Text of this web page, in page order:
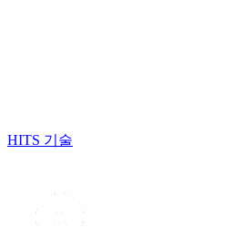
HITS 기술